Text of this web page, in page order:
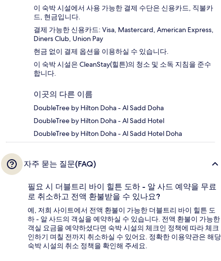
이 숙박 시설에서 사용 가능한 결제 수단은 신용카드, 직불카
드, 현금입니다.
결제 가능한 신용카드: Visa, Mastercard, American Express,
Diners Club, Union Pay
현금 없이 결제 옵션을 이용하실 수 있습니다.
이 숙박 시설은 CleanStay(힐튼)의 청소 및 소독 지침을 준수
합니다.
이곳의 다른 이름
DoubleTree by Hilton Doha - Al Sadd Doha
DoubleTree by Hilton Doha - Al Sadd Hotel
DoubleTree by Hilton Doha - Al Sadd Hotel Doha
자주 묻는 질문(FAQ)
필요 시 더블트리 바이 힐튼 도하 - 알 사드 예약을 무료
로 취소하고 전액 환불받을 수 있나요?
예, 저희 사이트에서 전액 환불이 가능한 더블트리 바이 힐튼 도
하 - 알 사드의 객실을 예약하실 수 있습니다. 전액 환불이 가능한
객실 요금을 예약하셨다면 숙박 시설의 체크인 정책에 따라 체크
인하기 며칠 전까지 취소하실 수 있어요. 정확한 이용약관은 해당
숙박 시설의 취소 정책을 확인해 주세요.